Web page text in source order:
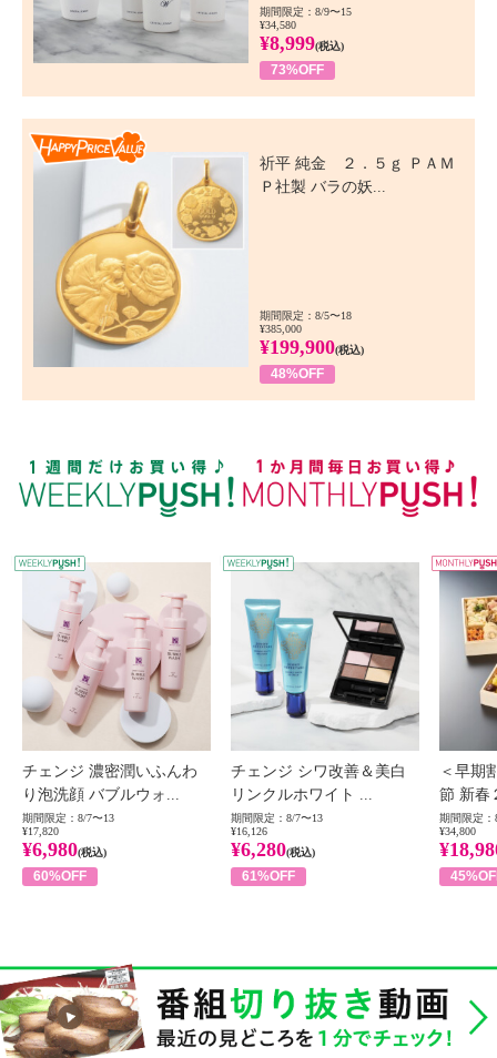
期間限定：8/9〜15
¥34,580
¥8,999(税込)
73%OFF
祈平 純金 ２．５ｇ ＰＡＭ
Ｐ社製 バラの妖...
期間限定：8/5〜18
¥385,000
¥199,900(税込)
48%OFF
WEEKLY PUSH
チェンジ 濃密潤いふんわ
り泡洗顔 バブルウォ...
期間限定：8/7〜13
¥17,820
¥6,980(税込)
60%OFF
チェンジ シワ改善＆美白
リンクルホワイト ...
期間限定：8/7〜13
¥16,126
¥6,280(税込)
61%OFF
＜早期
節 新春
期間限定：
¥34,800